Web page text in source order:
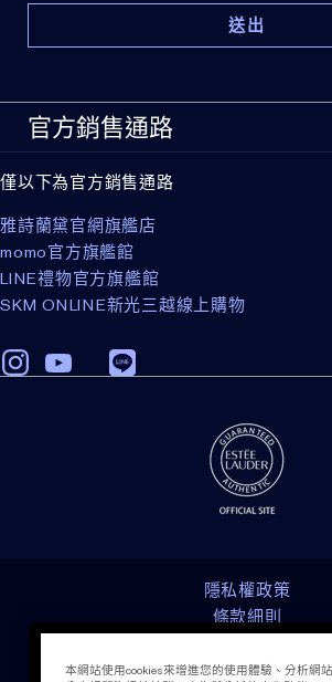
加入購物袋
官方銷售通路
僅以下為官方銷售通路
雅詩蘭黛官網旗艦店
momo官方旗艦館
LINE禮物官方旗艦館
SKM ONLINE新光三越線上購物
隱私權政策
條款細則
電腦版網站
本網站使用cookies來增進您的使用體驗、分析網